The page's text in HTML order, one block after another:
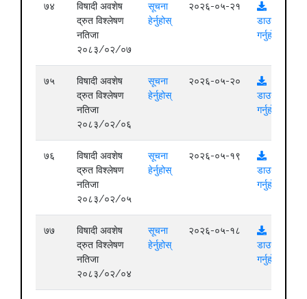
७४
विषादी अवशेष
द्रुत विश्लेषण
नतिजा
२०८३/०२/०७
सूचना
हेर्नुहोस्
२०२६-०५-२१
डाउनलोड
गर्नुहोस्
७५
विषादी अवशेष
द्रुत विश्लेषण
नतिजा
२०८३/०२/०६
सूचना
हेर्नुहोस्
२०२६-०५-२०
डाउनलोड
गर्नुहोस्
७६
विषादी अवशेष
द्रुत विश्लेषण
नतिजा
२०८३/०२/०५
सूचना
हेर्नुहोस्
२०२६-०५-१९
डाउनलोड
गर्नुहोस्
७७
विषादी अवशेष
द्रुत विश्लेषण
नतिजा
२०८३/०२/०४
सूचना
हेर्नुहोस्
२०२६-०५-१८
डाउनलोड
गर्नुहोस्